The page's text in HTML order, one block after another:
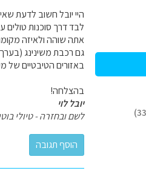
היי יובל חשוב לדעת
לבד דרך סוכנות טולים
אתה שוהה ולאיזה
גם רכבת משינינג (בערך 22 שעות).
באזורים הטיבטיים של
בהצלחה!
יובל לוי
לשם ובחזרה - טיולי